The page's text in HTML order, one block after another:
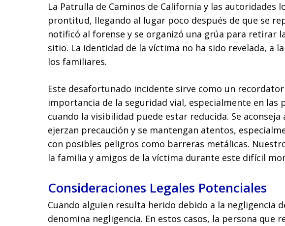
La Patrulla de Caminos de California y las autoridades
prontitud, llegando al lugar poco después de que se
notificó al forense y se organizó una grúa para retirar
sitio. La identidad de la víctima no ha sido revelada, a
los familiares.
Este desafortunado incidente sirve como un
importancia de la seguridad vial, especialmente en las
cuando la visibilidad puede estar reducida. Se
ejerzan precaución y se mantengan atentos,
con posibles peligros como barreras metálicas.
la familia y amigos de la víctima durante este difícil
Consideraciones Legales Potenciales
Cuando alguien resulta herido debido a la negligencia
denomina negligencia. En estos casos, la persona que